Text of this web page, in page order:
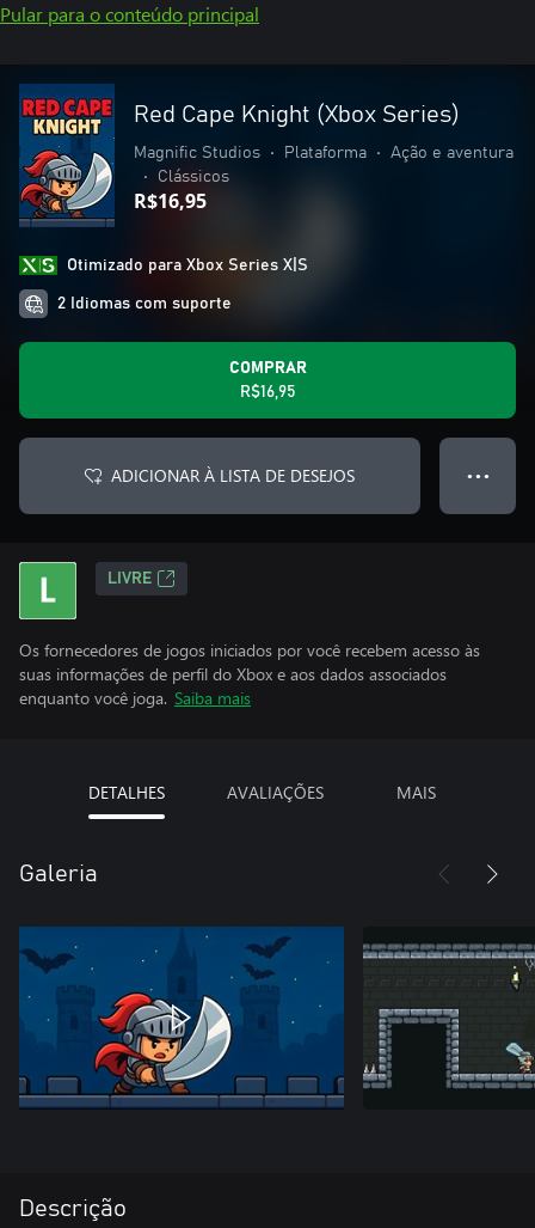
Pular para o conteúdo principal
Red Cape Knight (Xbox Series)
Magnific Studios • Plataforma •
Ação e aventura
•
Clássicos
R$16,95
Otimizado para Xbox Series X|S
2 Idiomas com suporte
COMPRAR
R$16,95
ADICIONAR À LISTA DE DESEJOS ● ● ●
LIVRE
Os fornecedores de jogos iniciados por você recebem acesso às
suas informações de perfil do Xbox e aos dados associados
enquanto você joga. Saiba mais
DETALHES AVALIAÇÕES MAIS
Galeria
Descrição